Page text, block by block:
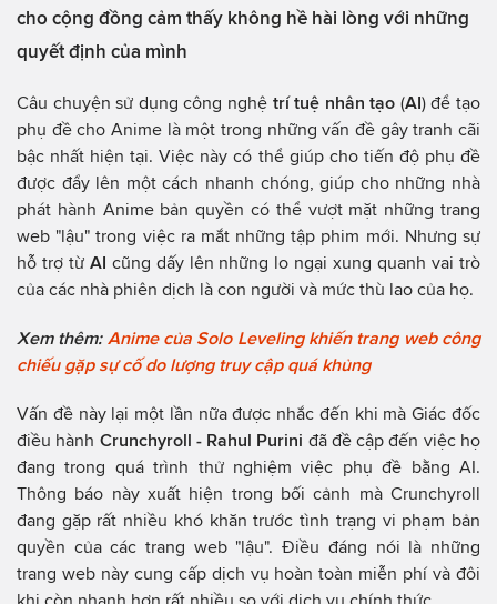
cho cộng đồng cảm thấy không hề hài lòng với những
quyết định của mình
Câu chuyện sử dụng công nghệ trí tuệ nhân tạo (AI) để tạo
phụ đề cho Anime là một trong những vấn đề gây tranh cãi
bậc nhất hiện tại. Việc này có thể giúp cho tiến độ phụ đề
được đẩy lên một cách nhanh chóng, giúp cho những nhà
phát hành Anime bản quyền có thể vượt mặt những trang
web "lậu" trong việc ra mắt những tập phim mới. Nhưng sự
hỗ trợ từ AI cũng dấy lên những lo ngại xung quanh vai trò
của các nhà phiên dịch là con người và mức thù lao của họ.
Xem thêm: Anime của Solo Leveling khiến trang web công
chiếu gặp sự cố do lượng truy cập quá khủng
Vấn đề này lại một lần nữa được nhắc đến khi mà Giác đốc
điều hành Crunchyroll - Rahul Purini đã đề cập đến việc họ
đang trong quá trình thử nghiệm việc phụ đề bằng AI.
Thông báo này xuất hiện trong bối cảnh mà Crunchyroll
đang gặp rất nhiều khó khăn trước tình trạng vi phạm bản
quyền của các trang web "lậu". Điều đáng nói là những
trang web này cung cấp dịch vụ hoàn toàn miễn phí và đôi
khi còn nhanh hơn rất nhiều so với dịch vụ chính thức.